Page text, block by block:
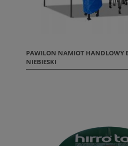
PAWILON NAMIOT HANDLOWY
NIEBIESKI